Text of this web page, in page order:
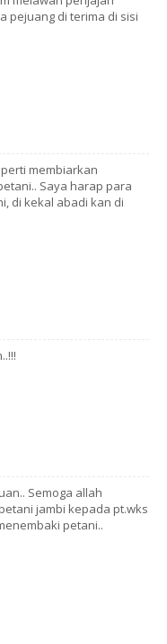
pejuang di terima di sisi
membiarkan
Saya harap para
di kekal abadi kan di
Semoga allah
jambi kepada pt.wks
petani..